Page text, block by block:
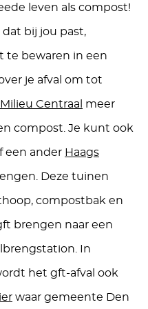
leven als compost!
bij jou past,
te bewaren in een
je afval om tot
Milieu Centraal meer
compost. Je kunt ook
een ander Haags
Deze tuinen
, compostbak en
brengen naar een
In
het gft-afval ook
waar gemeente Den